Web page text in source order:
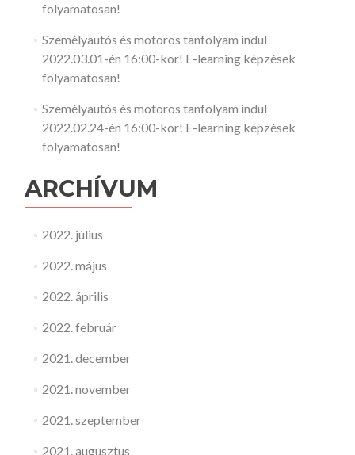
folyamatosan!
Személyautós és motoros tanfolyam indul
2022.03.01-én 16:00-kor! E-learning képzések
folyamatosan!
Személyautós és motoros tanfolyam indul
2022.02.24-én 16:00-kor! E-learning képzések
folyamatosan!
ARCHÍVUM
2022. július
2022. május
2022. április
2022. február
2021. december
2021. november
2021. szeptember
2021. augusztus